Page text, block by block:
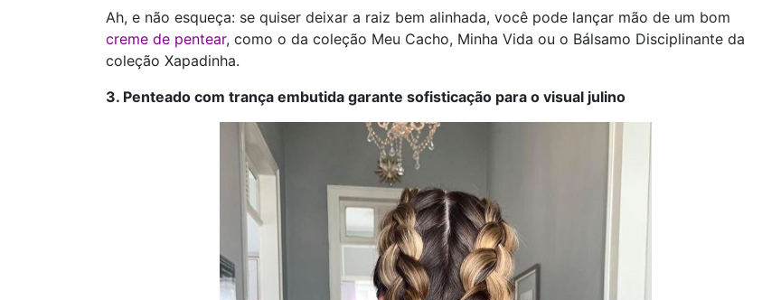
Ah, e não esqueça: se quiser deixar a raiz bem alinhada, você pode lançar mão de um bom
creme de pentear, como o da coleção Meu Cacho, Minha Vida ou o Bálsamo Disciplinante da
coleção Xapadinha.
3. Penteado com trança embutida garante sofisticação para o visual julino